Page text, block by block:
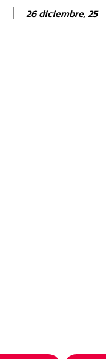
26 diciembre, 25